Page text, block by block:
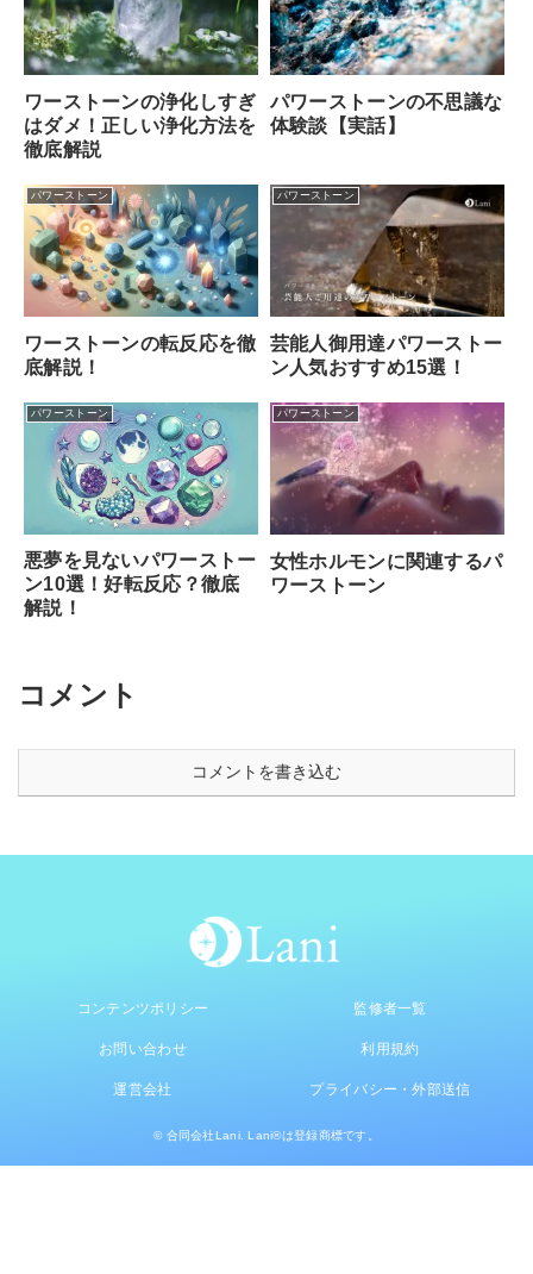
ワーストーンの浄化しすぎ
はダメ！正しい浄化方法を
徹底解説
パワーストーンの不思議な
体験談【実話】
パワーストーン
ワーストーンの転反応を徹
底解説！
パワーストーン
芸能人御用達パワーストー
ン人気おすすめ15選！
パワーストーン
悪夢を見ないパワーストー
ン10選！好転反応？徹底
解説！
パワーストーン
女性ホルモンに関連するパ
ワーストーン
コメント
コメントを書き込む
コンテンツポリシー 監修者一覧
お問い合わせ 利用規約
運営会社 プライバシー・外部送信
© 合同会社Lani. Lani®は登録商標です。